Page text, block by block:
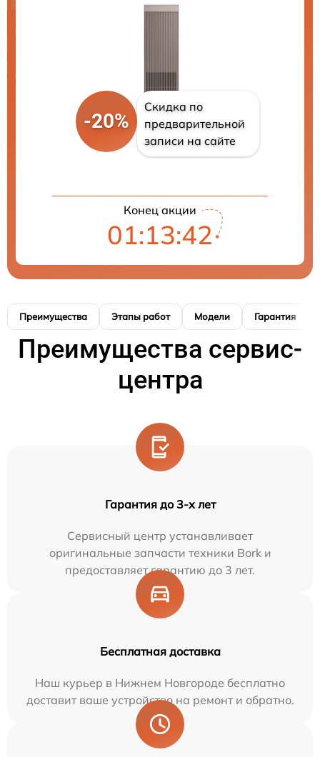
-20%
Скидка по
предварительной
записи на сайте
Конец акции
01:13:41
Преимущества Этапы работ Модели Гарантия
Преимущества сервис-
центра
Гарантия до 3-х лет
Сервисный центр устанавливает
оригинальные запчасти техники Bork и
предоставляет гарантию до 3 лет.
Бесплатная доставка
Наш курьер в Нижнем Новгороде бесплатно
доставит ваше устройство на ремонт и обратно.